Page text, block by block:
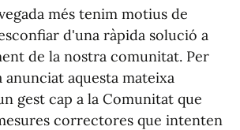
més tenim motius de
d'una ràpida solució a
de la nostra comunitat. Per
anunciat aquesta mateixa
gest cap a la Comunitat que
correctores que intenten